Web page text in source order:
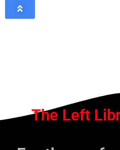
The Left